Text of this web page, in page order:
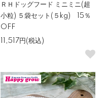
ＲＨドッグフード ミニミニ(超
小粒) ５袋セット(５kg) 15％
OFF
11,517円(税込)